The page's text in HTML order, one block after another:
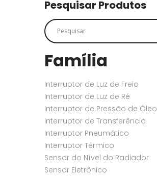
Pesquisar Produtos
Família
Interruptor de Luz de Freio
Interruptor de Luz de Ré
Interruptor de Pressão de Óleo
Interruptor de Transferência
Interruptor Pneumático
Interruptor Térmico
Sensor do Nível do Radiador
Sensor Eletrônico